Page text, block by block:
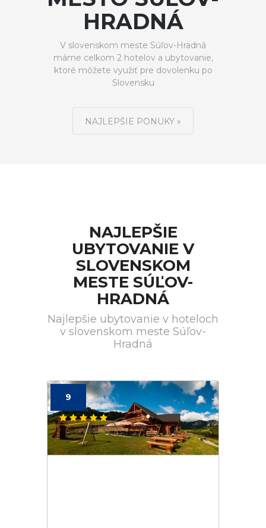
HRADNÁ
V slovenskom meste Súľov-Hradná
máme celkom 2 hotelov a ubytovanie,
ktoré môžete využiť pre dovolenku po
Slovensku
NAJLEPŠIE PONUKY »
NAJLEPŠIE
UBYTOVANIE V
SLOVENSKOM
MESTE SÚĽOV-
HRADNÁ
Najlepšie ubytovanie v hoteloch
v slovenskom meste Súľov-
Hradná
9